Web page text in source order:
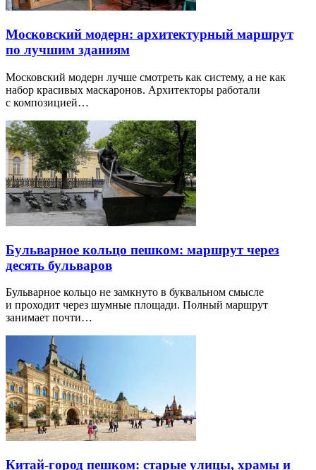
Московский модерн: архитектурный маршрут
по лучшим зданиям
Московский модерн лучше смотреть как систему, а не как
набор красивых маскаронов. Архитекторы работали
с композицией…
Бульварное кольцо пешком: маршрут через
десять бульваров
Бульварное кольцо не замкнуто в буквальном смысле
и проходит через шумные площади. Полный маршрут
занимает почти…
Китай-город пешком: старые улицы, храмы и